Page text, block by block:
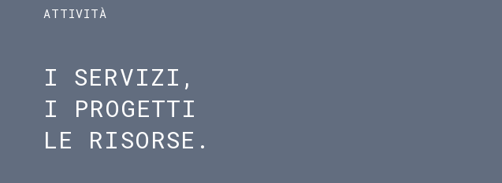
ATTIVITÀ
I SERVIZI,
I PROGETTI
LE RISORSE.